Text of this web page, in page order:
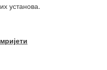
установа.